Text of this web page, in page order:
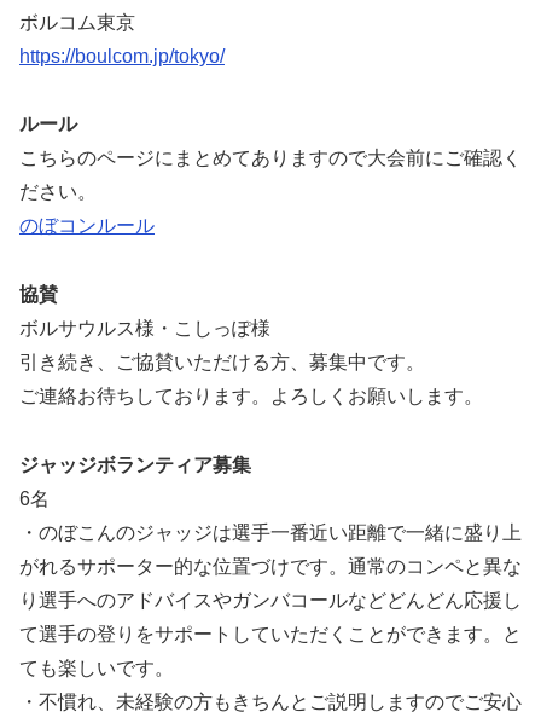
ボルコム東京
https://boulcom.jp/tokyo/
ルール
こちらのページにまとめてありますので大会前にご確認く
ださい。
のぼコンルール
協賛
ボルサウルス様・こしっぽ様
引き続き、ご協賛いただける方、募集中です。
ご連絡お待ちしております。よろしくお願いします。
ジャッジボランティア募集
6名
・のぼこんのジャッジは選手一番近い距離で一緒に盛り上
がれるサポーター的な位置づけです。通常のコンペと異な
り選手へのアドバイスやガンバコールなどどんどん応援し
て選手の登りをサポートしていただくことができます。と
ても楽しいです。
・不慣れ、未経験の方もきちんとご説明しますのでご安心